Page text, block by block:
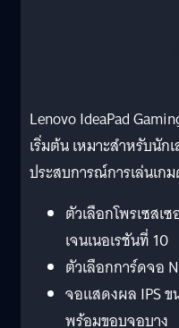
Lenovo IdeaPad
เริ่มต้น เหมาะสำหรับนั
ประสบการณ์การเล่นเ
ตัวเลือกโพรเซสเ
เจนเนอเรชันที่ 10
ตัวเลือกการ์ดจอ
จอแสดงผล IPS ข
พร้อมขอบจอบาง